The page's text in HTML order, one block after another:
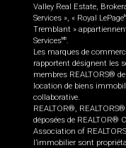
Valley Real Estate,
Services », « Royal LePage
Tremblant »
ServicesMD
Les marques de
rapportent désignent les
membres REALTORS®
location de biens
collaborative.
REALTOR®,
déposées de REALTOR®
Association of
l’immobilier sont